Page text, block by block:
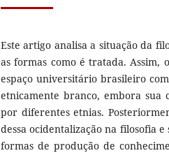
Este artigo analisa a situação da
as formas como é tratada. Assim,
espaço universitário brasileiro
etnicamente branco, embora sua
por diferentes etnias.
dessa ocidentalização na filosofia
formas de produção de